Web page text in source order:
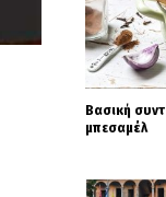
Βασική
μπεσαμέλ